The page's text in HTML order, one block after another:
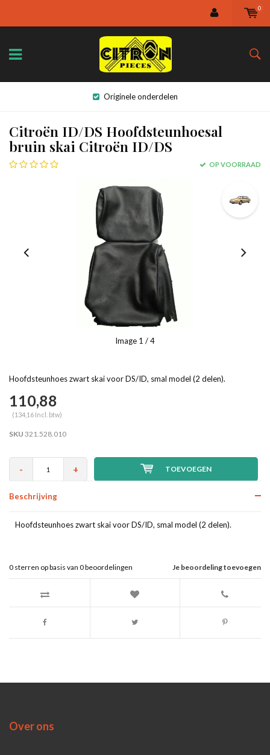
0
Originele onderdelen
Citroën ID/DS Hoofdsteunhoesal
bruin skai Citroën ID/DS
OP VOORRAAD
Image 1 / 4
Hoofdsteunhoes zwart skai voor DS/ID, smal model (2 delen).
110,88
(134,16 Incl. btw)
SKU 321.528.010
- + TOEVOEGEN
Beschrijving
Hoofdsteunhoes zwart skai voor DS/ID, smal model (2 delen).
Je beoordeling toevoegen
0 sterren op basis van 0beoordelingen
Over ons